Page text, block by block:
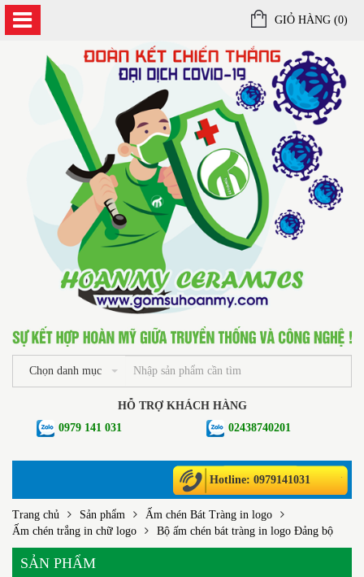
GIỎ HÀNG (0)
Chọn danh mục
HỖ TRỢ KHÁCH HÀNG
0979 141 031
02438740201
Hotline: 0979141031
Trang chủ Sản phẩm
Ấm chén Bát Tràng in logo
Ấm chén trắng in chữ logo
Bộ ấm chén bát tràng in logo Đảng bộ
SẢN PHẨM